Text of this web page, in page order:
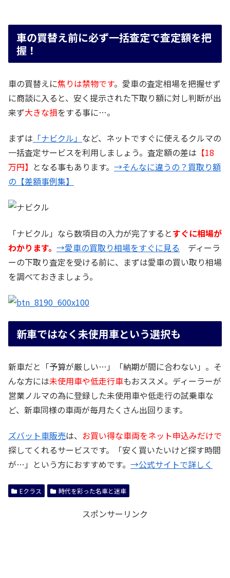
車の買替え前に必ず一括査定で査定額を把
握！
車の買替えに焦りは禁物です。愛車の査定相場を把握せず
に商談に入ると、安く提示された下取り額に対し判断が出
来ず大きな損をする事に…。
まずは 「ナビクル」 など、ネットですぐに使えるクルマの
一括査定サービスを利用しましょう。査定額の差は 【18
万円】 となる事もあります。 →そんなに違うの？買取り額
の【差額事例集】
「ナビクル」なら数項目の入力が完了するとすぐに相場が
わかります。 →愛車の買取り相場をすぐに見る ディーラ
ーの下取り査定を受ける前に、まずは愛車の買い取り相場
を調べておきましょう。
新車ではなく未使用車という選択も
新車だと「予算が厳しい…」「納期が間に合わない」。そ
んな方には未使用車や低走行車もおススメ。ディーラーが
営業ノルマの為に登録した未使用車や低走行の試乗車な
ど、新車同様の車両が毎月たくさん出回ります。
ズバット車販売は、 お買い得な車両をネット申込みだけで
探してくれるサービスです。「安く買いたいけど探す時間
が…」という方におすすめです。 →公式サイトで詳しく
Eクラス 時代を彩った名車と迷車
スポンサーリンク